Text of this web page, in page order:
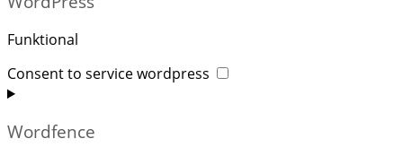
Funktional
Consent to service wordpress
Wordfence